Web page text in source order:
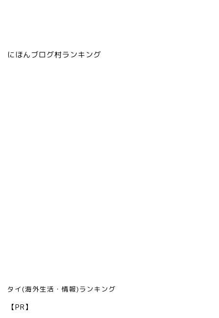
にほんブログ村ランキング
タイ(海外生活・情報)ランキング
【PR】